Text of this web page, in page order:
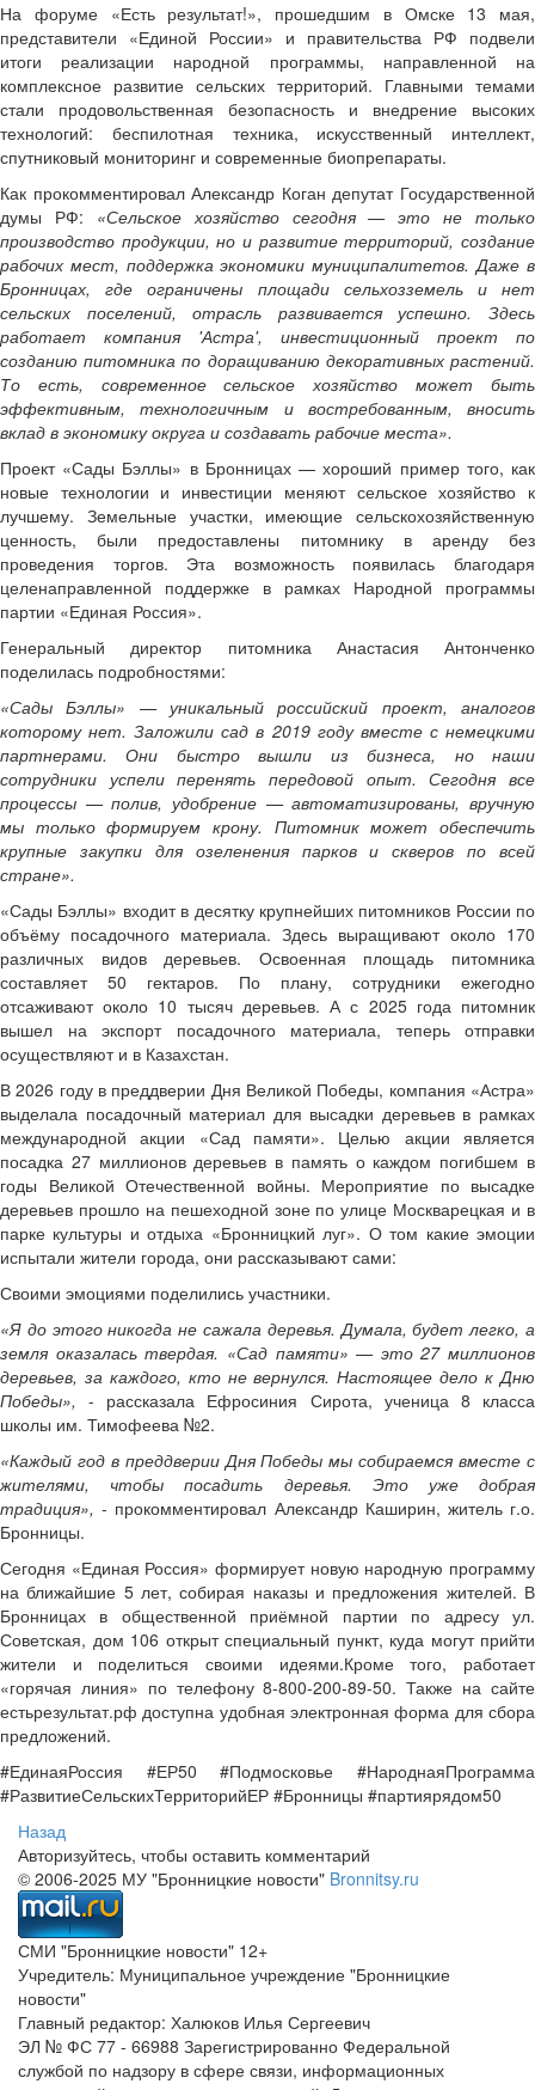
На форуме «Есть результат!», прошедшим в Омске 13 мая,
представители «Единой России» и правительства РФ подвели
итоги реализации народной программы, направленной на
комплексное развитие сельских территорий. Главными темами
стали продовольственная безопасность и внедрение высоких
технологий: беспилотная техника, искусственный интеллект,
спутниковый мониторинг и современные биопрепараты.
Как прокомментировал Александр Коган депутат Государственной
думы РФ: «Сельское хозяйство сегодня — это не только
производство продукции, но и развитие территорий, создание
рабочих мест, поддержка экономики муниципалитетов. Даже в
Бронницах, где ограничены площади сельхозземель и нет
сельских поселений, отрасль развивается успешно. Здесь
работает компания 'Астра', инвестиционный проект по
созданию питомника по доращиванию декоративных растений.
То есть, современное сельское хозяйство может быть
эффективным, технологичным и востребованным, вносить
вклад в экономику округа и создавать рабочие места».
Проект «Сады Бэллы» в Бронницах — хороший пример того, как
новые технологии и инвестиции меняют сельское хозяйство к
лучшему. Земельные участки, имеющие сельскохозяйственную
ценность, были предоставлены питомнику в аренду без
проведения торгов. Эта возможность появилась благодаря
целенаправленной поддержке в рамках Народной программы
партии «Единая Россия».
Генеральный директор питомника Анастасия Антонченко
поделилась подробностями:
«Сады Бэллы» — уникальный российский проект, аналогов
которому нет. Заложили сад в 2019 году вместе с немецкими
партнерами. Они быстро вышли из бизнеса, но наши
сотрудники успели перенять передовой опыт. Сегодня все
процессы — полив, удобрение — автоматизированы, вручную
мы только формируем крону. Питомник может обеспечить
крупные закупки для озеленения парков и скверов по всей
стране».
«Сады Бэллы» входит в десятку крупнейших питомников России по
объёму посадочного материала. Здесь выращивают около 170
различных видов деревьев. Освоенная площадь питомника
составляет 50 гектаров. По плану, сотрудники ежегодно
отсаживают около 10 тысяч деревьев. А с 2025 года питомник
вышел на экспорт посадочного материала, теперь отправки
осуществляют и в Казахстан.
В 2026 году в преддверии Дня Великой Победы, компания «Астра»
выделала посадочный материал для высадки деревьев в рамках
международной акции «Сад памяти». Целью акции является
посадка 27 миллионов деревьев в память о каждом погибшем в
годы Великой Отечественной войны. Мероприятие по высадке
деревьев прошло на пешеходной зоне по улице Москварецкая и в
парке культуры и отдыха «Бронницкий луг». О том какие эмоции
испытали жители города, они рассказывают сами:
Своими эмоциями поделились участники.
«Я до этого никогда не сажала деревья. Думала, будет легко, а
земля оказалась твердая. «Сад памяти» — это 27 миллионов
деревьев, за каждого, кто не вернулся. Настоящее дело к Дню
Победы», - рассказала Ефросиния Сирота, ученица 8 класса
школы им. Тимофеева №2.
«Каждый год в преддверии Дня Победы мы собираемся вместе с
жителями, чтобы посадить деревья. Это уже добрая
традиция», - прокомментировал Александр Каширин, житель г.о.
Бронницы.
Сегодня «Единая Россия» формирует новую народную программу
на ближайшие 5 лет, собирая наказы и предложения жителей. В
Бронницах в общественной приёмной партии по адресу ул.
Советская, дом 106 открыт специальный пункт, куда могут прийти
жители и поделиться своими идеями.Кроме того, работает
«горячая линия» по телефону 8-800-200-89-50. Также на сайте
естьрезультат.рф доступна удобная электронная форма для сбора
предложений.
#ЕдинаяРоссия #ЕР50 #Подмосковье #НароднаяПрограмма
#РазвитиеСельскихТерриторийЕР #Бронницы #партиярядом50
Назад
Авторизуйтесь, чтобы оставить комментарий
© 2006-2025 МУ "Бронницкие новости" Bronnitsy.ru
СМИ "Бронницкие новости" 12+
Учредитель: Муниципальное учреждение "Бронницкие
новости"
Главный редактор: Халюков Илья Сергеевич
ЭЛ № ФС 77 - 66988 Зарегистрированно Федеральной
службой по надзору в сфере связи, информационных